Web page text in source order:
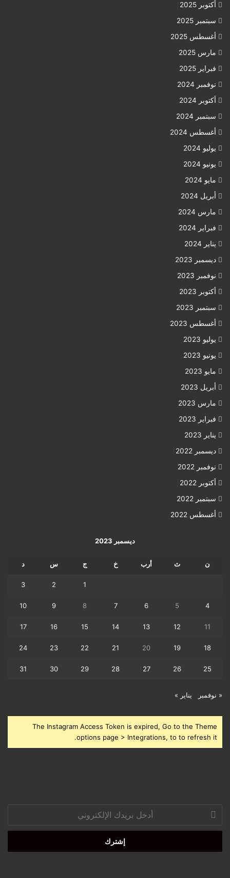
أكتوبر 2025
سبتمبر 2025
أغسطس 2025
مارس 2025
فبراير 2025
نوفمبر 2024
أكتوبر 2024
سبتمبر 2024
أغسطس 2024
يوليو 2024
يونيو 2024
مايو 2024
أبريل 2024
مارس 2024
فبراير 2024
يناير 2024
ديسمبر 2023
نوفمبر 2023
أكتوبر 2023
سبتمبر 2023
أغسطس 2023
يوليو 2023
يونيو 2023
مايو 2023
أبريل 2023
مارس 2023
فبراير 2023
يناير 2023
ديسمبر 2022
نوفمبر 2022
أكتوبر 2022
سبتمبر 2022
أغسطس 2022
ديسمبر 2023
ن ث أرب خ ج س د
1
2
3
4
5
6
7
8
9
10
11
12
13
14
15
16
17
18
19
20
21
22
23
24
25
26
27
28
29
30
31
« نوفمبر يناير »
The Instagram Access Token is expired, Go to the Theme
options page > Integrations, to to refresh it.
بريدك
الإلكتروني